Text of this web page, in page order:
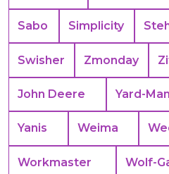
Sabo Simplicity
Swisher Zmonday
John Deere Yard-Man
Yanis Weima
Workmaster Wolf-